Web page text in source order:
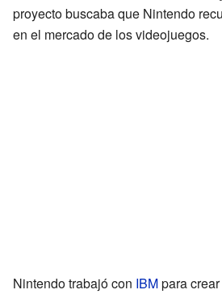
proyecto buscaba que Nintendo
en el mercado de los videojuegos.
Nintendo trabajó con IBMpara